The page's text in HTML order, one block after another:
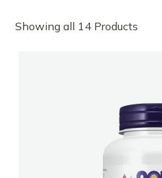
Showing all 14 Products